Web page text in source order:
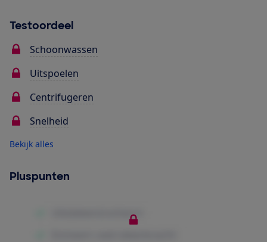
Testoordeel
Schoonwassen
Uitspoelen
Centrifugeren
Snelheid
Bekijk alles
Pluspunten